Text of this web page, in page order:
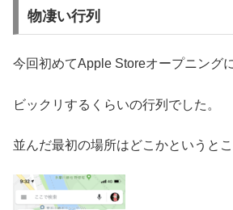
物凄い行列
今回初めてApple Storeオープニング
ビックリするくらいの行列でした。
並んだ最初の場所はどこかというとこ